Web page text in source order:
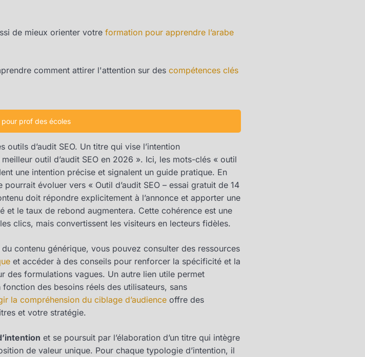
de mieux orienter votre formation pour apprendre l’arabe
comment attirer l'attention sur des compétences clés
prof des écoles
d’audit SEO. Un titre qui vise l’intention
outil d’audit SEO en 2026 ». Ici, les mots-clés « outil
une intention précise et signalent un guide pratique. En
évoluer vers « Outil d’audit SEO – essai gratuit de 14
doit répondre explicitement à l’annonce et apporter une
et le taux de rebond augmentera. Cette cohérence est une
clics, mais convertissent les visiteurs en lecteurs fidèles.
contenu générique, vous pouvez consulter des ressources
et accéder à des conseils pour renforcer la spécificité et la
des formulations vagues. Un autre lien utile permet
fonction des besoins réels des utilisateurs, sans
la compréhension du ciblage d’audience offre des
et votre stratégie.
et se poursuit par l’élaboration d’un titre qui intègre
de valeur unique. Pour chaque typologie d’intention, il